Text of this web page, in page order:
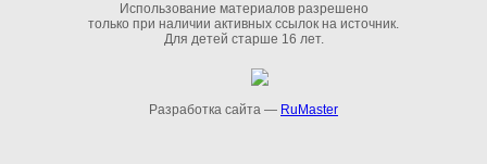
Использование материалов разрешено
только при наличии активных ссылок на источник.
Для детей старше 16 лет.
Разработка сайта — RuMaster